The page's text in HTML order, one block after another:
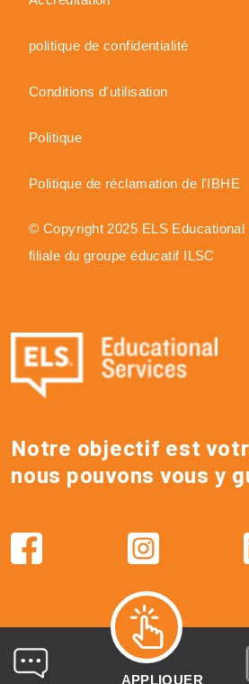
APPLIQUER
Notre objectif est
nous pouvons vous y
politique de confidentialité
Conditions d'utilisation
Politique
Politique de réclamation de l'IBHE
© Copyright 2025 ELS
filiale du groupe éducatif ILSC